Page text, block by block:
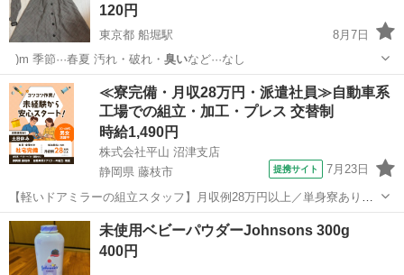
120円
東京都 船堀駅
8月7日
_)m 季節···春夏 汚れ・破れ・ 臭いなど···なし
東京 江戸川区 船堀駅 ワンピース 汚れ
≪寮完備・月収28万円・派遣社員≫自動車系
工場での組立・加工・プレス 交替制
時給1,490円
株式会社平山 沼津支店
静岡県 藤枝市
提携サイト 7月23日
【軽いドアミラーの組立スタッフ】月収例28万円以上／単身寮あり／
年間休日121日／初めてさんも安心のカンタン作業 【未経験歓迎】軽
いドアミラーの組立スタッフ｜新設のキレイな工場◎男女活躍中！ 大
手自動車部品メーカーの新設工...
静岡 藤枝市 その他
未使用ベビーパウダーJohnsons 300g
400円